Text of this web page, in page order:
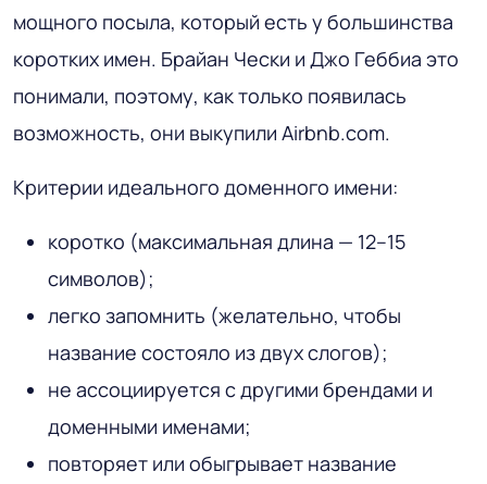
мощного посыла, который есть у большинства
коротких имен. Брайан Чески и Джо Геббиа это
понимали, поэтому, как только появилась
возможность, они выкупили Airbnb.com.
Критерии идеального доменного имени:
коротко (максимальная длина — 12–15
символов);
легко запомнить (желательно, чтобы
название состояло из двух слогов);
не ассоциируется с другими брендами и
доменными именами;
повторяет или обыгрывает название